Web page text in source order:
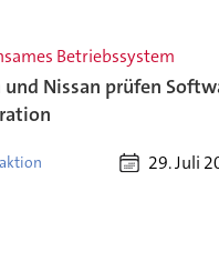
Betriebssystem
und Nissan prüfen
29. Juli